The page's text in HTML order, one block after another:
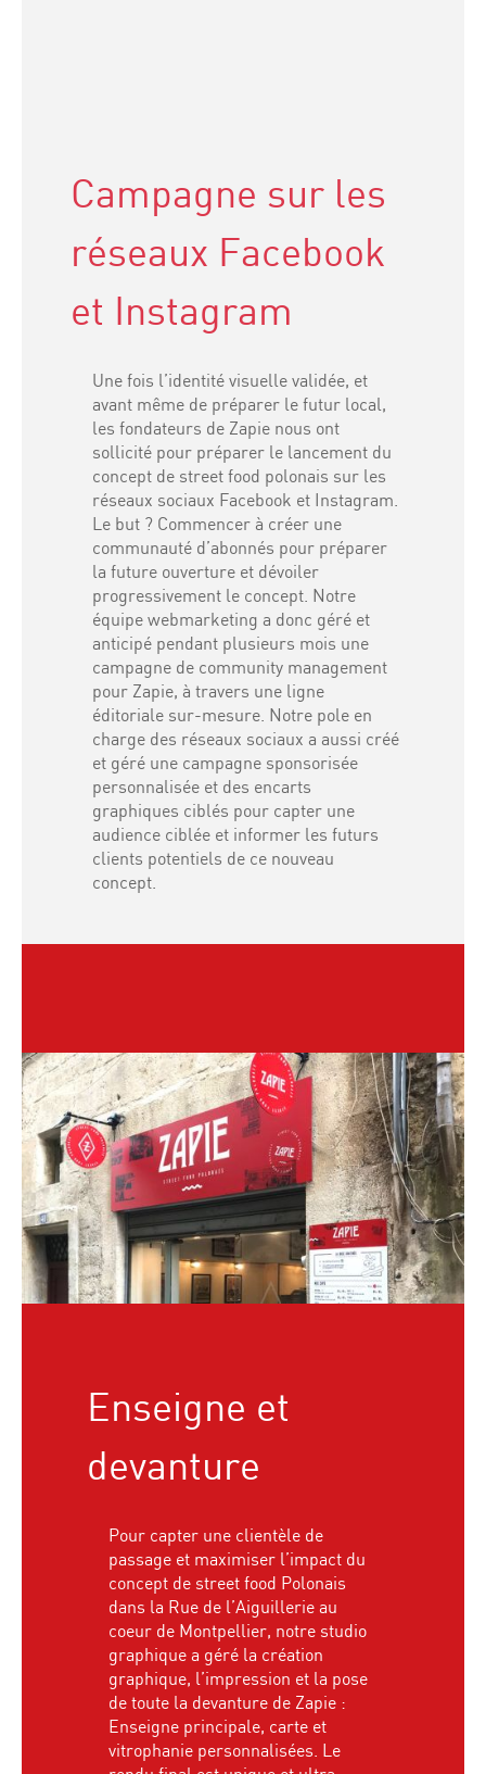
Campagne sur les
réseaux Facebook
et Instagram
Une fois l’identité visuelle validée, et
avant même de préparer le futur local,
les fondateurs de Zapie nous ont
sollicité pour préparer le lancement du
concept de street food polonais sur les
réseaux sociaux Facebook et Instagram.
Le but ? Commencer à créer une
communauté d’abonnés pour préparer
la future ouverture et dévoiler
progressivement le concept. Notre
équipe webmarketing a donc géré et
anticipé pendant plusieurs mois une
campagne de community management
pour Zapie, à travers une ligne
éditoriale sur-mesure. Notre pole en
charge des réseaux sociaux a aussi créé
et géré une campagne sponsorisée
personnalisée et des encarts
graphiques ciblés pour capter une
audience ciblée et informer les futurs
clients potentiels de ce nouveau
concept.
Enseigne et
devanture
Pour capter une clientèle de
passage et maximiser l’impact du
concept de street food Polonais
dans la Rue de l’Aiguillerie au
coeur de Montpellier, notre studio
graphique a géré la création
graphique, l’impression et la pose
de toute la devanture de Zapie :
Enseigne principale, carte et
vitrophanie personnalisées. Le